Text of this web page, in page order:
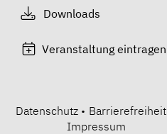
Downloads
Veranstaltung eintragen
Datenschutz • Barrierefreiheit
Impressum